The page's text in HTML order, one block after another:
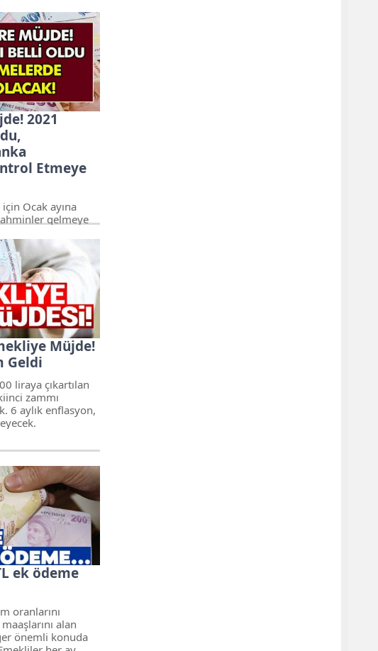
emekliyi çok
ocak zamları
Her yıl ocak ver
gelen
yandan da kurban
ikramiyeler
2021
Etmeye
Ocak ayına
gelmeye
göre SSK ve
emekliler için
emeklisi
da yüzde 5
devam
Müjde!
Geldi
liraya çıkartılan
zammı
6 aylık enflasyon,
ek ödeme
oranlarını
alan
önemli konuda